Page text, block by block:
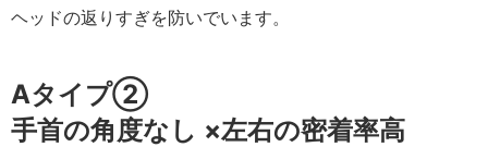
ヘッドの返りすぎを防いでいます。
Aタイプ②
手首の角度なし ×左右の密着率高